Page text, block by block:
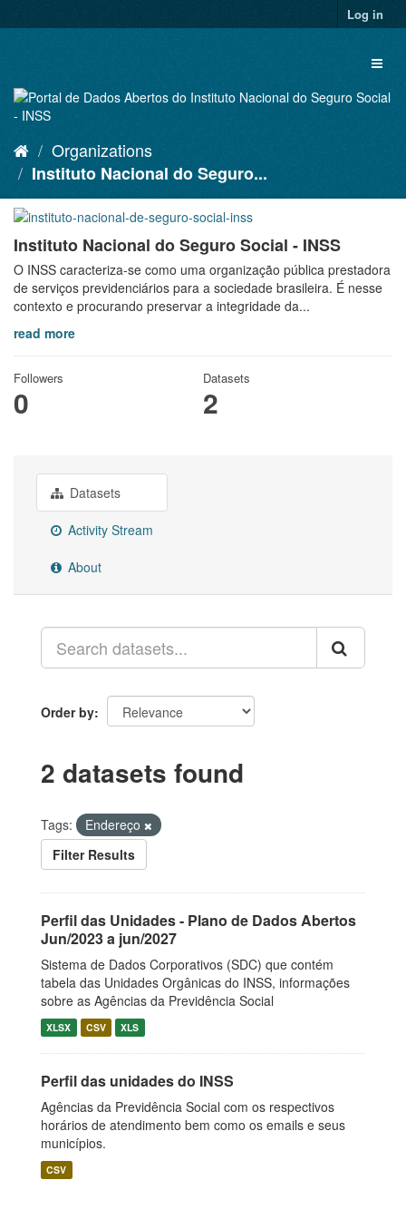
to
Log in
Organizations
Instituto Nacional do Seguro...
Instituto Nacional do Seguro Social - INSS
O INSS caracteriza-se como uma organização pública prestadora
de serviços previdenciários para a sociedade brasileira. É nesse
contexto e procurando preservar a integridade da...
read more
Followers
0
Datasets
2
Datasets
Activity Stream
About
Order by
2 datasets found
Tags:
Endereço
Filter Results
Perfil das Unidades - Plano de Dados Abertos
Jun/2023 a jun/2027
Sistema de Dados Corporativos (SDC) que contém
tabela das Unidades Orgânicas do INSS, informações
sobre as Agências da Previdência Social
XLSX CSV XLS
Perfil das unidades do INSS
Agências da Previdência Social com os respectivos
horários de atendimento bem como os emails e seus
municípios.
CSV